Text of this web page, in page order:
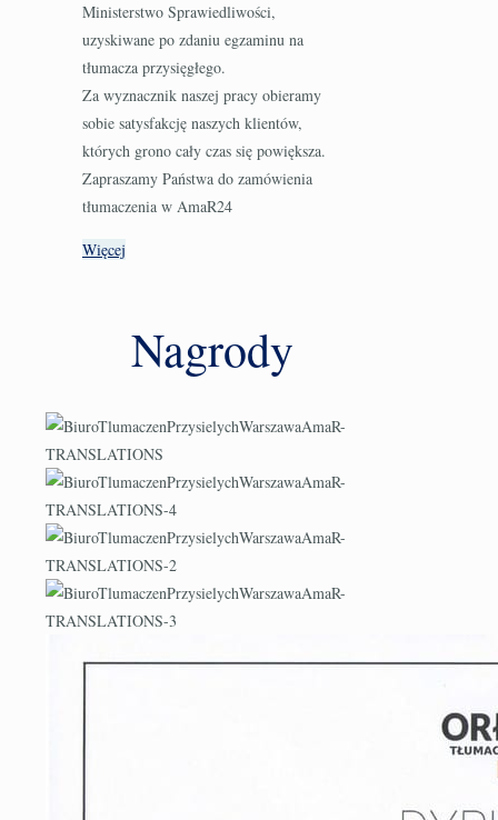
Ministerstwo Sprawiedliwości,
uzyskiwane po zdaniu egzaminu na
tłumacza przysięgłego.
Za wyznacznik naszej pracy obieramy
sobie satysfakcję naszych klientów,
których grono cały czas się powiększa.
Zapraszamy Państwa do zamówienia
tłumaczenia w AmaR24
Więcej
Nagrody